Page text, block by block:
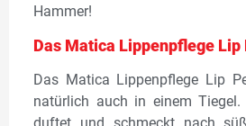
Hammer!
Das Matica Lippenpflege Lip
Das Matica Lippenpflege Lip
natürlich auch in einem Tiegel.